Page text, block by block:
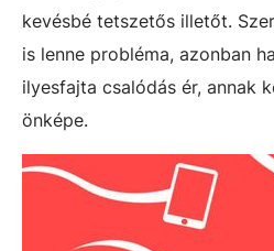
kevésbé tetszetős illetőt.
is lenne probléma, azonban
ilyesfajta csalódás ér, annak
önképe.